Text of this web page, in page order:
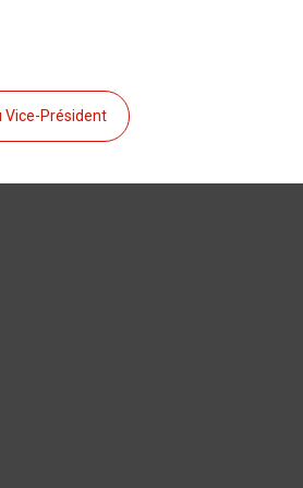
Vice-Président